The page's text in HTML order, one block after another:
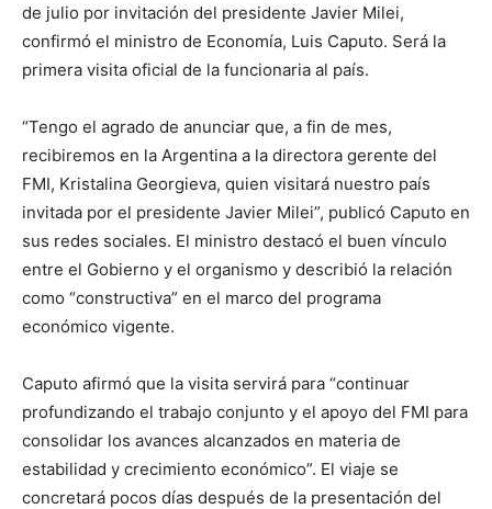
de julio por invitación del presidente Javier Milei,
confirmó el ministro de Economía, Luis Caputo. Será la
primera visita oficial de la funcionaria al país.
“Tengo el agrado de anunciar que, a fin de mes,
recibiremos en la Argentina a la directora gerente del
FMI, Kristalina Georgieva, quien visitará nuestro país
invitada por el presidente Javier Milei”, publicó Caputo en
sus redes sociales. El ministro destacó el buen vínculo
entre el Gobierno y el organismo y describió la relación
como “constructiva” en el marco del programa
económico vigente.
Caputo afirmó que la visita servirá para “continuar
profundizando el trabajo conjunto y el apoyo del FMI para
consolidar los avances alcanzados en materia de
estabilidad y crecimiento económico”. El viaje se
concretará pocos días después de la presentación del